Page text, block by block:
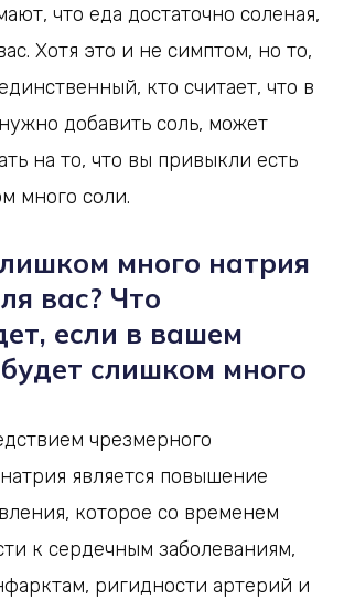
что еда достаточно соленая,
Хотя это и не симптом, но то,
кто считает, что в
добавить соль, может
на то, что вы привыкли есть
много соли.
много натрия
вас? Что
если в вашем
слишком много
чрезмерного
является повышение
которое со временем
к сердечным заболеваниям,
ригидности артерий и